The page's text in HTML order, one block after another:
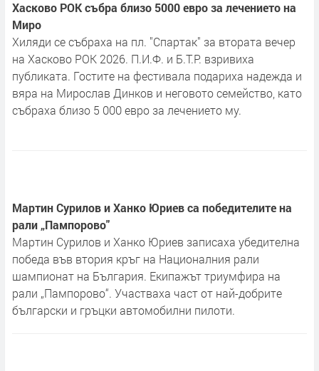
Хасково РОК събра близо 5000 евро за лечението на
Миро
Хиляди се събраха на пл. "Спартак" за втората вечер
на Хасково РОК 2026. П.И.Ф. и Б.Т.Р. взривиха
публиката. Гостите на фестивала подариха надежда и
вяра на Мирослав Динков и неговото семейство, като
събраха близо 5 000 евро за лечението му.
Мартин Сурилов и Ханко Юриев са победителите на
рали „Пампорово"
Мартин Сурилов и Ханко Юриев записаха убедителна
победа във втория кръг на Националния рали
шампионат на България. Екипажът триумфира на
рали „Пампорово“. Участваха част от най-добрите
български и гръцки автомобилни пилоти.